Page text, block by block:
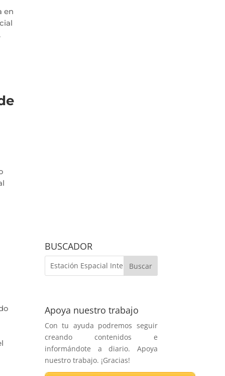
en
BUSCADOR
Apoya nuestro trabajo
Con tu ayuda podremos seguir
creando contenidos e
informándote a diario. Apoya
nuestro trabajo. ¡Gracias!